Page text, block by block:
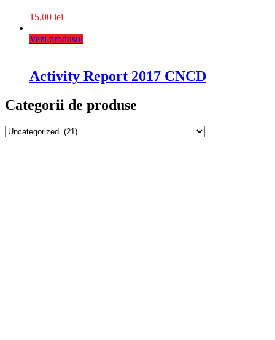
15,00 lei
Vezi produsul
Activity Report 2017 CNCD
Categorii de produse